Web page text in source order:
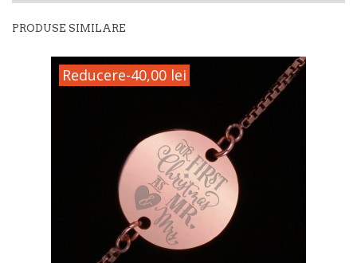
PRODUSE SIMILARE
Reducere-40,00 lei